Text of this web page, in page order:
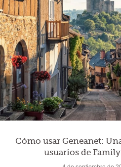
Cómo usar Geneanet:
usuarios de